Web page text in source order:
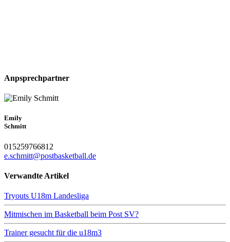
Anpsprechpartner
Emily
Schmitt
015259766812
e.schmitt@postbasketball.de
Verwandte Artikel
Tryouts U18m Landesliga
Mitmischen im Basketball beim Post SV?
Trainer gesucht für die u18m3